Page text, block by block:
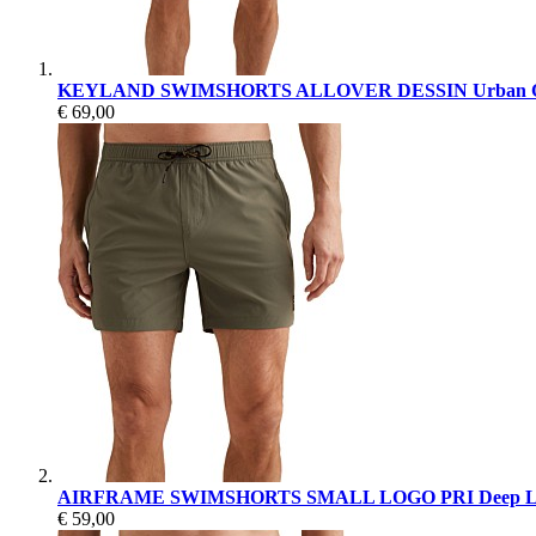
KEYLAND SWIMSHORTS ALLOVER DESSIN Urban
€ 69,00
AIRFRAME SWIMSHORTS SMALL LOGO PRI Deep
€ 59,00